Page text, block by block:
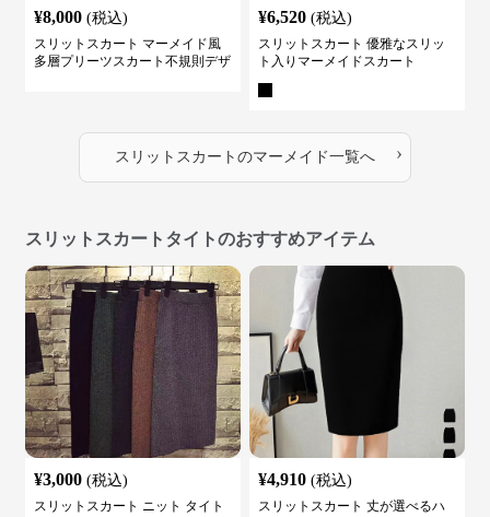
¥8,000 (税込)
スリットスカート マーメイド風
多層プリーツスカート不規則デザ
¥6,520 (税込)
スリットスカート 優雅なスリッ
ト入りマーメイドスカート
スリットスカート のマーメイド一覧へ ›
スリットスカートタイトのおすすめアイテム
¥3,000 (税込)
スリットスカート ニット タイト
¥4,910 (税込)
スリットスカート 丈が選べるハ